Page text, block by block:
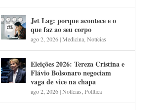
Jet Lag: porque acontece e o
que faz ao seu corpo
ago 2, 2026|Medicina ,Notícias
Eleições 2026: Tereza Cristina e
Flávio Bolsonaro negociam
vaga de vice na chapa
ago 2, 2026|Notícias ,Política